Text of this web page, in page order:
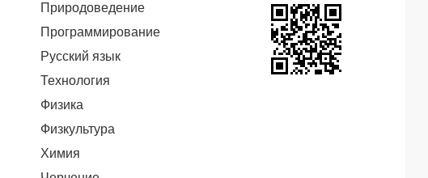
Природоведение
Программирование
Русский язык
Технология
Физика
Физкультура
Химия